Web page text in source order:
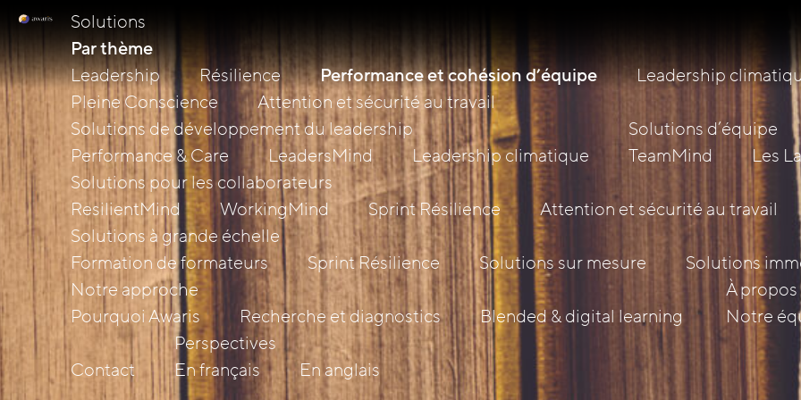
Solutions
Par thème
Leadership
Résilience Performance et cohésion d’équipe
Leadership
Pleine Conscience
Attention et sécurité au travail
Solutions de développement du leadership
Performance & Care
LeadersMind Leadership climatique
Solutions d’équipe
TeamMind
Les
Solutions pour les collaborateurs
ResilientMind
WorkingMind Sprint Résilience
Attention et sécurité au travail
Solutions à grande échelle
Formation de formateurs
Sprint Résilience Solutions sur mesure
Solutions
Notre approche
Pourquoi Awaris
Recherche et diagnostics Blended & digital learning
À propos
Notre
Contact
Perspectives
En français
En anglais